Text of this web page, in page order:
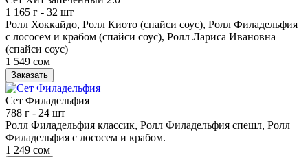
1 165 г - 32 шт
Ролл Хоккайдо, Ролл Киото (спайси соус), Ролл Филадельфия
с лососем и крабом (спайси соус), Ролл Лариса Ивановна
(спайси соус)
1 549 сом
Заказать
Сет Филадельфия
788 г - 24 шт
Ролл Филадельфия классик, Ролл Филадельфия спешл, Ролл
Филадельфия с лососем и крабом.
1 249 сом